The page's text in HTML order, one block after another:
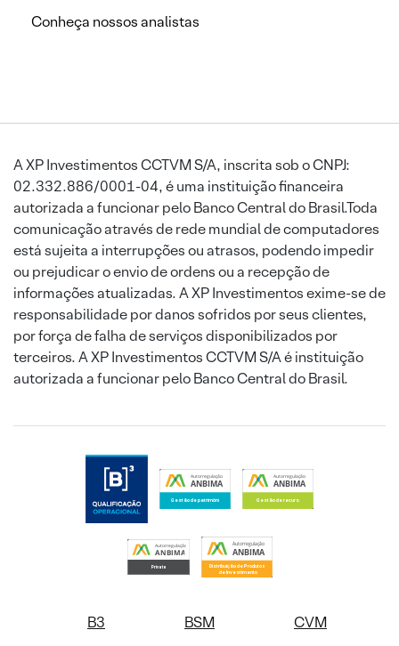
Conheça nossos analistas
A XP Investimentos CCTVM S/A, inscrita sob o CNPJ:
02.332.886/0001-04, é uma instituição financeira
autorizada a funcionar pelo Banco Central do Brasil.Toda
comunicação através de rede mundial de computadores
está sujeita a interrupções ou atrasos, podendo impedir
ou prejudicar o envio de ordens ou a recepção de
informações atualizadas. A XP Investimentos exime-se de
responsabilidade por danos sofridos por seus clientes,
por força de falha de serviços disponibilizados por
terceiros. A XP Investimentos CCTVM S/A é instituição
autorizada a funcionar pelo Banco Central do Brasil.
B3 BSM
CVM